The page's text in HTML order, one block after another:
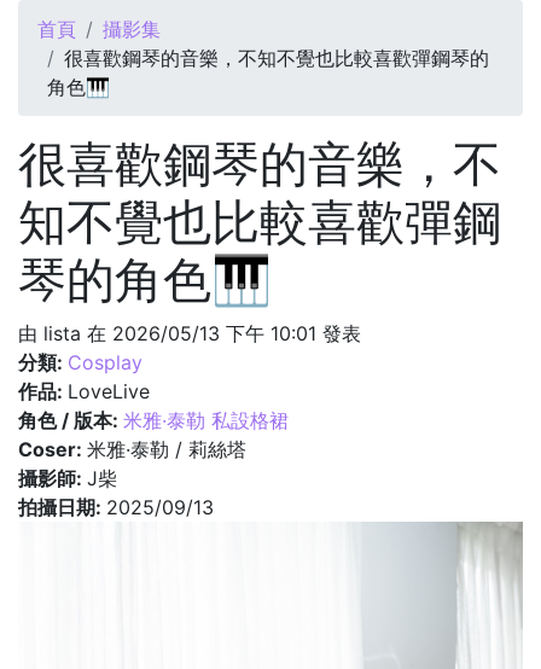
您在這裡
首頁
攝影集
很喜歡鋼琴的音樂，不知不覺也比較喜歡彈鋼琴的
角色🎹
很喜歡鋼琴的音樂，不
知不覺也比較喜歡彈鋼
琴的角色🎹
由 lista 在 2026/05/13 下午 10:01 發表
分類: Cosplay
作品: LoveLive
角色 / 版本: 米雅·泰勒 私設格裙
Coser: 米雅·泰勒 / 莉絲塔
攝影師: J柴
拍攝日期: 2025/09/13